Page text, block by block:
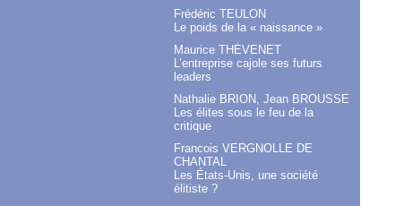
Frédéric TEULON
Le poids de la « naissance »
Maurice THÉVENET
L’entreprise cajole ses futurs
leaders
Nathalie BRION, Jean BROUSSE
Les élites sous le feu de la
critique
Francois VERGNOLLE DE
CHANTAL
Les États-Unis, une société
élitiste ?